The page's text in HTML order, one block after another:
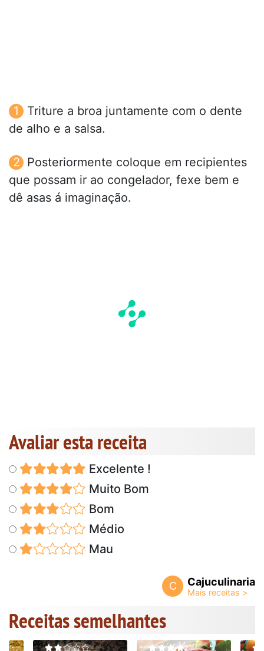
Triture a broa juntamente com o dente
de alho e a salsa.
Posteriormente coloque em recipientes
que possam ir ao congelador, fexe bem e
dê asas á imaginação.
Avaliar esta receita
Excelente !
Muito Bom
Bom
Médio
Mau
C Cajuculinaria
Receitas semelhantes